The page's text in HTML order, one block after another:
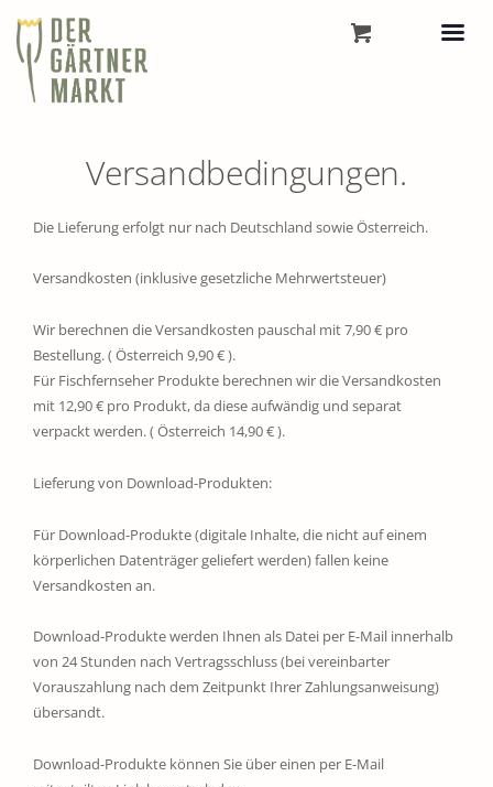
Versandbedingungen.
Die Lieferung erfolgt nur nach Deutschland sowie Österreich.
Versandkosten (inklusive gesetzliche Mehrwertsteuer)
Wir berechnen die Versandkosten pauschal mit 7,90 € pro
Bestellung. ( Österreich 9,90 € ).
Für Fischfernseher Produkte berechnen wir die Versandkosten
mit 12,90 € pro Produkt, da diese aufwändig und separat
verpackt werden. ( Österreich 14,90 € ).
Lieferung von Download-Produkten:
Für Download-Produkte (digitale Inhalte, die nicht auf einem
körperlichen Datenträger geliefert werden) fallen keine
Versandkosten an.
Download-Produkte werden Ihnen als Datei per E-Mail innerhalb
von 24 Stunden nach Vertragsschluss (bei vereinbarter
Vorauszahlung nach dem Zeitpunkt Ihrer Zahlungsanweisung)
übersandt.
Download-Produkte können Sie über einen per E-Mail